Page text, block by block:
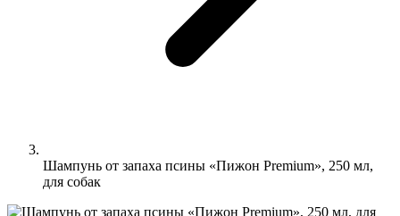
Шампунь от запаха псины «Пижон Premium», 250 мл,
для собак